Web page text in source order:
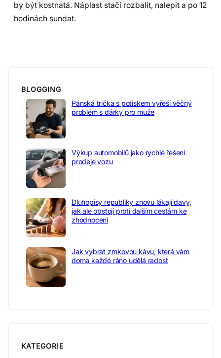
by být kostnatá. Náplast stačí rozbalit, nalepit a po 12
hodinách sundat.
BLOGGING
Pánská trička s potiskem vyřeší věčný
problém s dárky pro muže
Výkup automobilů jako rychlé řešení
prodeje vozu
Dluhopisy republiky znovu lákají davy,
jak ale obstojí proti dalším cestám ke
zhodnocení
Jak vybrat zrnkovou kávu, která vám
doma každé ráno udělá radost
KATEGORIE